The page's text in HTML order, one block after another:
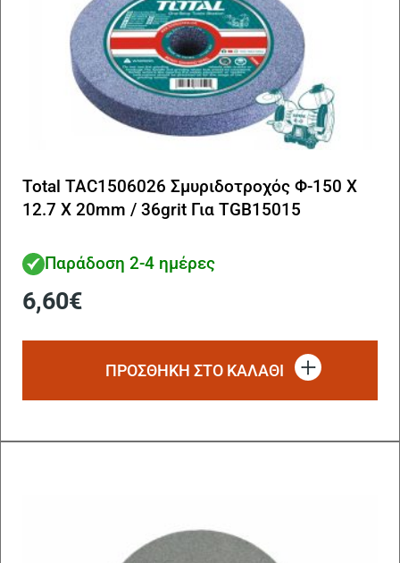
Total TAC1506026 Σμυριδοτροχός Φ-150 Χ
12.7 Χ 20mm / 36grit Για TGB15015
Παράδοση 2-4 ημέρες
6,60€
ΠΡΟΣΘΗΚΗ ΣΤΟ ΚΑΛΑΘΙ